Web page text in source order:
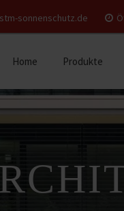
sonnenschutz.de
Home Produkte